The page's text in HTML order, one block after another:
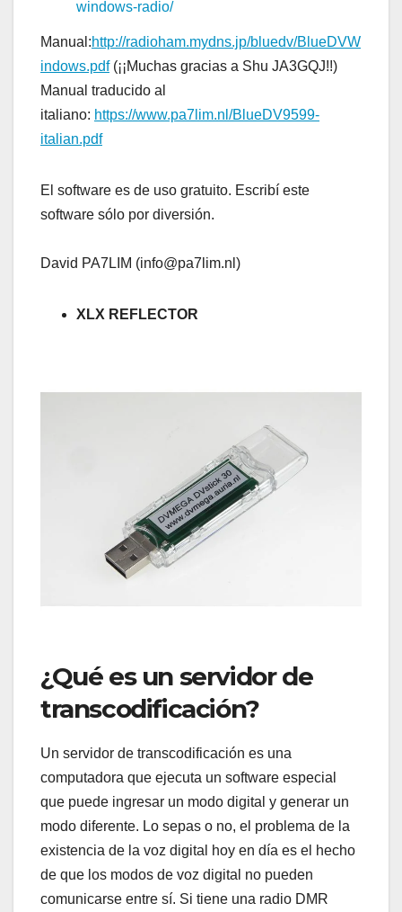
windows-radio/
Manual:http://radioham.mydns.jp/bluedv/BlueDVW
indows.pdf(¡¡Muchas gracias a Shu JA3GQJ!!)
Manual traducido al
italiano: https://www.pa7lim.nl/BlueDV9599-
italian.pdf
El software es de uso gratuito. Escribí este
software sólo por diversión.
David PA7LIM (info@pa7lim.nl)
XLX REFLECTOR
¿Qué es un servidor de
transcodificación?
Un servidor de transcodificación es una
computadora que ejecuta un software especial
que puede ingresar un modo digital y generar un
modo diferente. Lo sepas o no, el problema de la
existencia de la voz digital hoy en día es el hecho
de que los modos de voz digital no pueden
comunicarse entre sí. Si tiene una radio DMR